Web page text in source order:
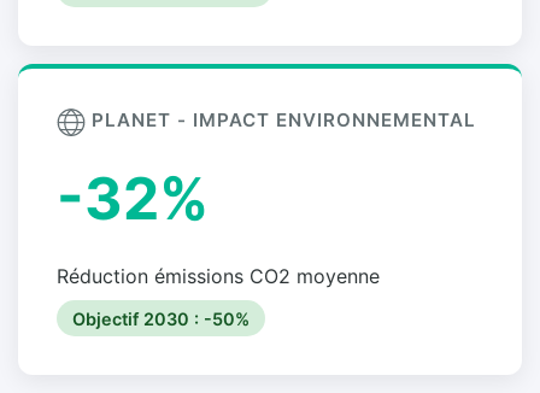
PLANET - IMPACT ENVIRONNEMENTAL
-32%
Réduction émissions CO2 moyenne
Objectif 2030 : -50%